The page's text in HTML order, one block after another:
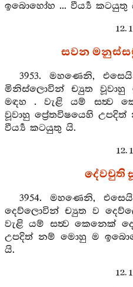
ඉබොහෝහ ... වීර්‍ය්‍ය කටයුතු
12.
සවන
3953. මහණෙනි,
මිනිස්ලොවින් ච්‍යුත වූවාහු
මඳහ . වැළි යම් සත්‍ව
වූවාහු ප්‍රේතවිෂයෙහි
වීර්‍ය්‍ය කටයුතු යි.
12.
දේවචුති
3954. මහණෙනි,
දෙව්ලොවින් ච්‍යුත ව
වැළි යම් සත්‍ව කෙනෙක්
උපදිත් නම් මොහු ම
යි.
12.